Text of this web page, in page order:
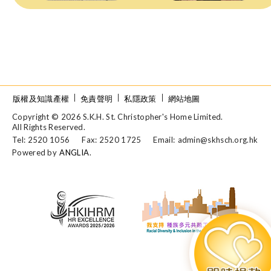
版權及知識產權 免責聲明 私隱政策
網站地圖
Copyright © 2026 S.K.H. St. Christopher's Home Limited.
All Rights Reserved.
Tel: 2520 1056
Fax: 2520 1725 Email: admin@skhsch.org.hk
Powered by ANGLIA.